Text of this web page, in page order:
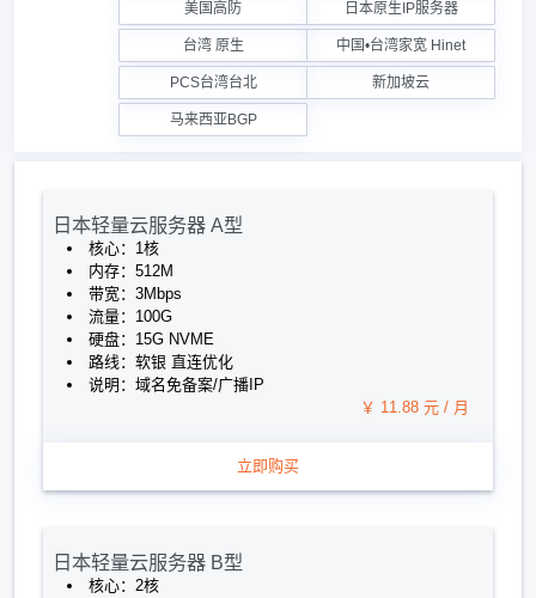
美国高防 日本原生IP服务器
台湾 原生 中国•台湾家宽 Hinet
PCS台湾台北 新加坡云
马来西亚BGP
日本轻量云服务器 A型
核心：1核
内存：512M
带宽：3Mbps
流量：100G
硬盘：15G NVME
路线：软银 直连优化
说明：域名免备案/广播IP
￥ 11.88 元 / 月
立即购买
日本轻量云服务器 B型
核心：2核